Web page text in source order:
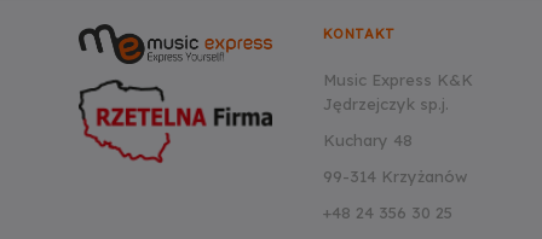
KONTAKT
Music Express K&K
Jędrzejczyk sp.j.
Kuchary 48
99-314 Krzyżanów
+48 24 356 30 25